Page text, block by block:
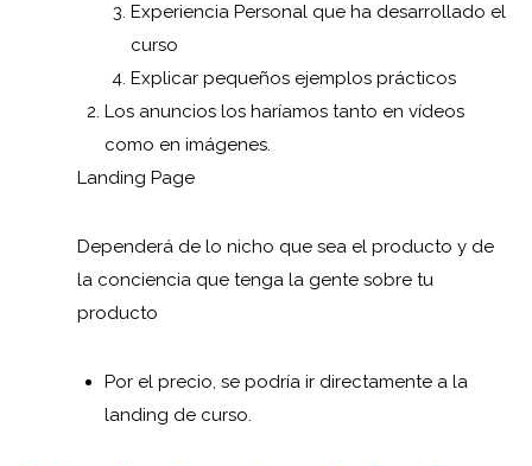
Experiencia Personal que ha desarrollado el
curso
Explicar pequeños ejemplos prácticos
Los anuncios los haríamos tanto en vídeos
como en imágenes.
Landing Page
Dependerá de lo nicho que sea el producto y de
la conciencia que tenga la gente sobre tu
producto
Por el precio, se podría ir directamente a la
landing de curso.